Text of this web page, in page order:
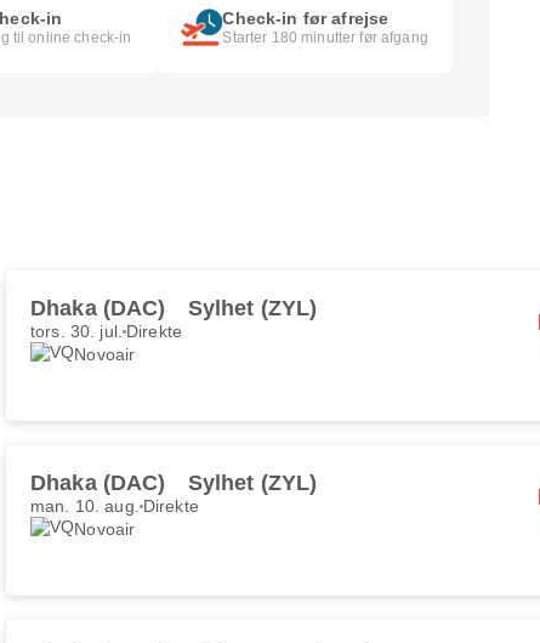
in
til online check-in
Check-in før afrejse
Starter 180 minutter før afgang
Dhaka (DAC) Sylhet (ZYL)
tors. 30. jul. Direkte
Novoair
Dhaka (DAC) Sylhet (ZYL)
man. 10. aug. Direkte
Novoair